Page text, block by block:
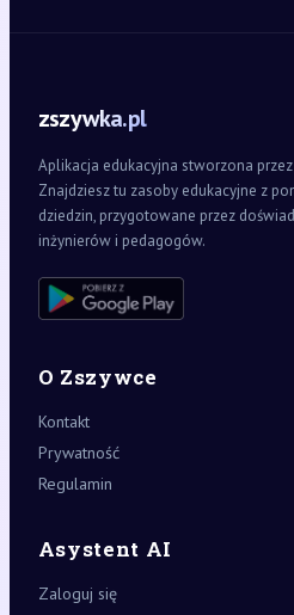
zszywka.pl
Aplikacja edukacyjna stworzona
Znajdziesz tu zasoby edukacyjne z
dziedzin, przygotowane przez
inżynierów i pedagogów.
O Zszywce
Kontakt
Prywatność
Regulamin
Asystent AI
Zaloguj się